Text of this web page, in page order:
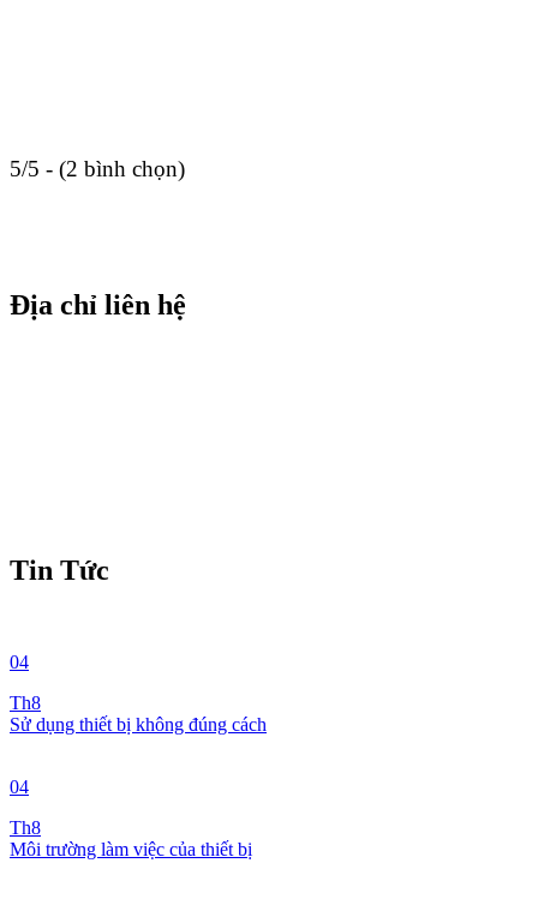
5/5 - (2 bình chọn)
Địa chỉ liên hệ
Tin Tức
04
Th8
Sử dụng thiết bị không đúng cách
04
Th8
Môi trường làm việc của thiết bị